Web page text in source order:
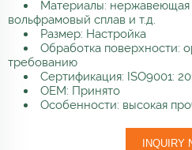
Материалы: нержавеющая
вольфрамовый сплав и т.д.
Размер: Настройка
Обработка поверхности:
требованию
Сертификация: ISO9001:
OEM: Принято
Особенности: высокая
INQUIRY